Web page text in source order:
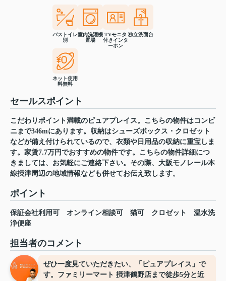
バストイレ
別
室内洗濯機
置場
TVモニタ
付きインタ
ーホン
独立洗面台
ネット使用
料無料
セールスポイント
こだわりポイント満載のピュアプレイス。こちらの物件はコンビ
ニまで346mにあります。収納はシューズボックス・クロゼット
などが備え付けられているので、衣類や日用品の収納に重宝しま
す。家賃7.7万円でおすすめの物件です。こちらの物件詳細につ
きましては、お気軽にご連絡下さい。その際、大阪モノレール本
線摂津周辺の地域情報なども併せてお伝え致します。
ポイント
保証会社利用可 オンライン相談可 猫可 クロゼット
温水洗
浄便座
担当者のコメント
ぜひ一度見ていただきたい、「ピュアプレイス」で
す。ファミリーマート 摂津鶴野店まで徒歩5分と近